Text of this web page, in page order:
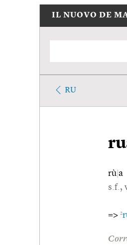
IL NUOVO DE
RU
rù a
s.f.,
=> 2